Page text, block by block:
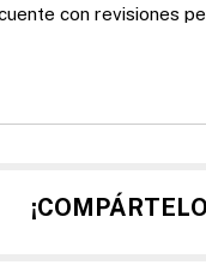
con revisiones
lo encontraremos en
en buenas